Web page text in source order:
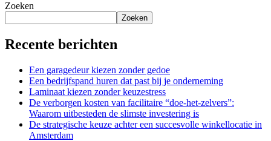
Zoeken
Zoeken
Recente berichten
Een garagedeur kiezen zonder gedoe
Een bedrijfspand huren dat past bij je onderneming
Laminaat kiezen zonder keuzestress
De verborgen kosten van facilitaire “doe-het-zelvers”:
Waarom uitbesteden de slimste investering is
De strategische keuze achter een succesvolle winkellocatie in
Amsterdam